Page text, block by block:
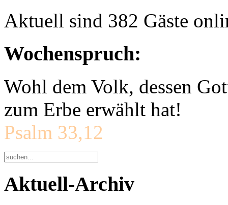
Aktuell sind 382 Gäste
Wochenspruch:
Wohl dem Volk, dessen
zum Erbe erwählt hat!
Psalm 33,12
Aktuell-Archiv